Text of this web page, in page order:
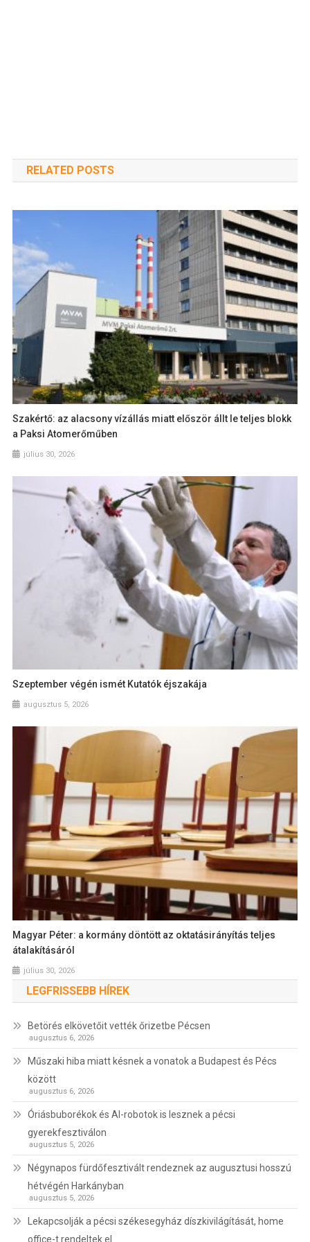
RELATED POSTS
Szakértő: az alacsony vízállás miatt először állt le teljes blokk
a Paksi Atomerőműben
július 30, 2026
Szeptember végén ismét Kutatók éjszakája
augusztus 5, 2026
Magyar Péter: a kormány döntött az oktatásirányítás teljes
átalakításáról
július 30, 2026
LEGFRISSEBB HÍREK
Betörés elkövetőit vették őrizetbe Pécsen
augusztus 6, 2026
Műszaki hiba miatt késnek a vonatok a Budapest és Pécs
között
augusztus 6, 2026
Óriásbuborékok és AI-robotok is lesznek a pécsi
gyerekfesztiválon
augusztus 5, 2026
Négynapos fürdőfesztivált rendeznek az augusztusi hosszú
hétvégén Harkányban
augusztus 5, 2026
Lekapcsolják a pécsi székesegyház díszkivilágítását, home
office-t rendeltek el